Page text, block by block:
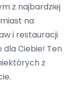
z najbardziej
na
i restauracji
dla Ciebie! Ten
z